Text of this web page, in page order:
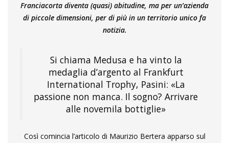
Franciacorta diventa (quasi) abitudine, ma per un’azienda
di piccole dimensioni, per di più in un territorio unico fa
notizia.
Si chiama Medusa e ha vinto la
medaglia d’argento al Frankfurt
International Trophy, Pasini: «La
passione non manca. Il sogno? Arrivare
alle novemila bottiglie»
Così comincia l’articolo di Maurizio Bertera apparso sul